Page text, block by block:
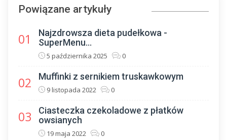
Powiązane artykuły
01
Najzdrowsza dieta pudełkowa -
SuperMenu...
5 października 2025 0
02 Muffinki z sernikiem truskawkowym
9 listopada 2022 0
03
Ciasteczka czekoladowe z płatków
owsianych
19 maja 2022 0